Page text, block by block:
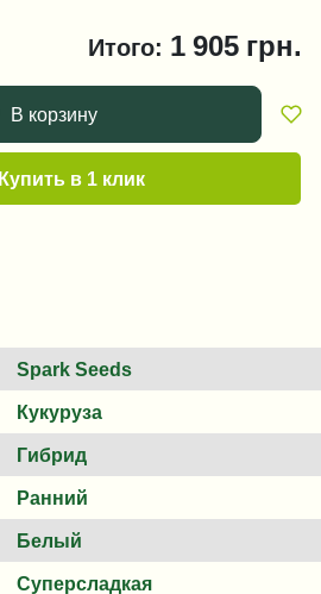
Итого: 1 905 грн.
В корзину
Купить в 1 клик
Spark Seeds
Кукуруза
Гибрид
Ранний
Белый
Суперсладкая